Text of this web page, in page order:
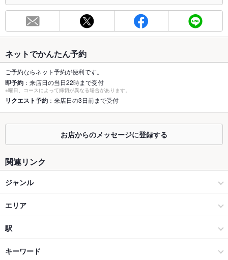
総席数 63席
最大宴会収
63人
個室 あり
座敷 なし
掘りごたつ なし
カウンター あり
ソファー なし
テラス席
貸切
設備
Wi-Fi
ー
ネットでかんたん予約
ご予約ならネット予約が便利です。
即予約 ：来店日の当日22時まで受付
※曜日、コースによって締切が異なる場合があります。
リクエスト予約 ：来店日の3日前まで受付
お店からのメッセージに登録する
関連リンク
ジャンル
居酒屋
洋・和洋・各国料理・その他
創作
エリア
名張
名張 × 居酒屋
駅
名張駅
キーワード